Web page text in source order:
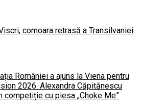
comoara retrasă a Transilvaniei
României a ajuns la Viena pentru
2026. Alexandra Căpitănescu
competiție cu piesa „Choke Me”